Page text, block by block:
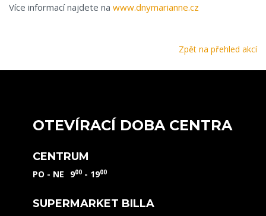
Více informací najdete na www.dnymarianne.cz
Zpět na přehled akcí
OTEVÍRACÍ DOBA CENTRA
CENTRUM
PO - NE 900 - 1900
SUPERMARKET BILLA